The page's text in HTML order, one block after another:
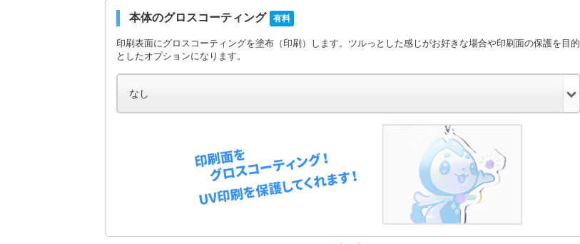
本体のグロスコーティング 有料
印刷表面にグロスコーティングを塗布（印刷）します。ツルっとした感じがお好きな場合や印刷面の保護を目的
としたオプションになります。